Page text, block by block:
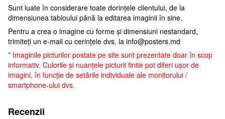
Sunt luate în considerare toate dorințele clientului, de la
dimensiunea tabloului până la editarea imaginii în sine.
Pentru a crea o imagine cu forme și dimensiuni nestandard,
trimiteți un e-mail cu cerințele dvs. la info@posters.md
* Imaginile picturilor postate pe site sunt prezentate doar în scop
informativ. Culorile și nuanțele picturii finite pot diferi ușor de
imagini, în funcție de setările individuale ale monitorului /
smartphone-ului dvs.
Recenzii